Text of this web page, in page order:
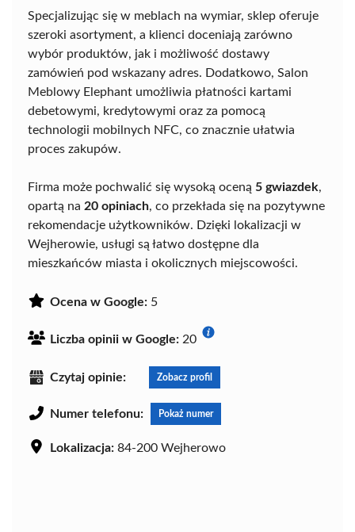
Specjalizując się w meblach na wymiar, sklep oferuje
szeroki asortyment, a klienci doceniają zarówno
wybór produktów, jak i możliwość dostawy
zamówień pod wskazany adres. Dodatkowo, Salon
Meblowy Elephant umożliwia płatności kartami
debetowymi, kredytowymi oraz za pomocą
technologii mobilnych NFC, co znacznie ułatwia
proces zakupów.
Firma może pochwalić się wysoką oceną 5 gwiazdek,
opartą na 20 opiniach, co przekłada się na pozytywne
rekomendacje użytkowników. Dzięki lokalizacji w
Wejherowie, usługi są łatwo dostępne dla
mieszkańców miasta i okolicznych miejscowości.
Ocena w Google: 5
Liczba opinii w Google: 20
Czytaj opinie: Zobacz profil
Numer telefonu: Pokaż numer
Lokalizacja: 84-200 Wejherowo